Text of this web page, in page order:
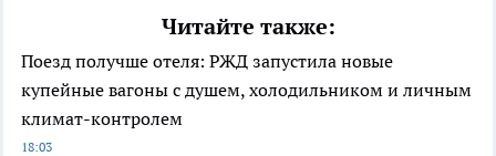
Читайте также:
Поезд получше отеля: РЖД запустила новые
купейные вагоны с душем, холодильником и личным
климат-контролем
18:03